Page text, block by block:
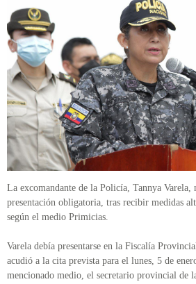
La excomandante de la Policía, Tannya Varela,
presentación obligatoria, tras recibir medidas
según el medio Primicias.
Varela debía presentarse en la Fiscalía
acudió a la cita prevista para el lunes, 5 de
mencionado medio, el secretario provincial de